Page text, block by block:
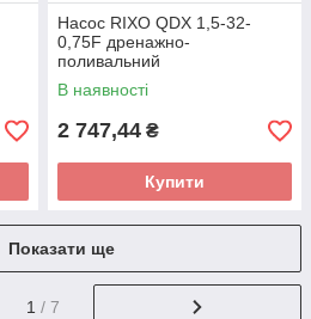
Насос RIXO QDX 1,5-32-
0,75F дренажно-
поливальний
В наявності
2 747,44 ₴
Купити
Показати ще
1 / 7